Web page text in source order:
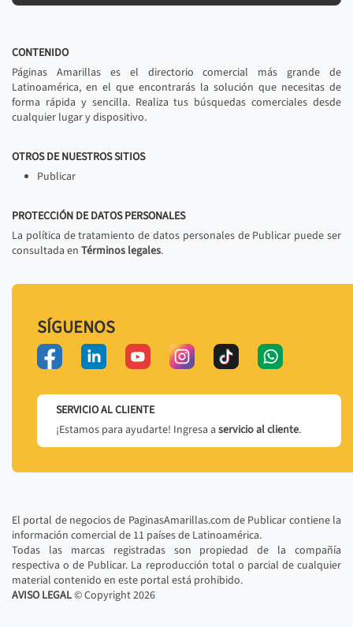
CONTENIDO
Páginas Amarillas es el directorio comercial más grande de
Latinoamérica, en el que encontrarás la solución que necesitas de
forma rápida y sencilla. Realiza tus búsquedas comerciales desde
cualquier lugar y dispositivo.
OTROS DE NUESTROS SITIOS
Publicar
PROTECCIÓN DE DATOS PERSONALES
La política de tratamiento de datos personales de Publicar puede ser
consultada en Términos legales.
SÍGUENOS
SERVICIO AL CLIENTE
¡Estamos para ayudarte! Ingresa a servicio al cliente.
El portal de negocios de PaginasAmarillas.com de Publicar contiene la
información comercial de 11 países de Latinoamérica.
Todas las marcas registradas son propiedad de la compañía
respectiva o de Publicar. La reproducción total o parcial de cualquier
material contenido en este portal está prohibido.
AVISO LEGAL© Copyright2026